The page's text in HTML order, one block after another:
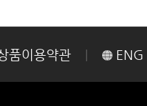
품이용약관 ENG